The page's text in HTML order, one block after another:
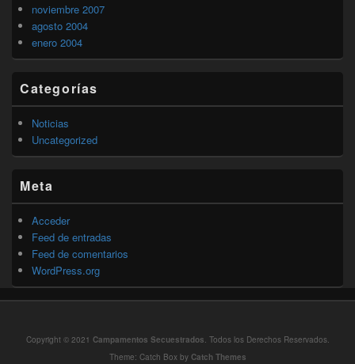
noviembre 2007
agosto 2004
enero 2004
Categorías
Noticias
Uncategorized
Meta
Acceder
Feed de entradas
Feed de comentarios
WordPress.org
Copyright © 2021 Campamentos Secuestrados. Todos los Derechos Reservados.
Theme: Catch Box by Catch Themes